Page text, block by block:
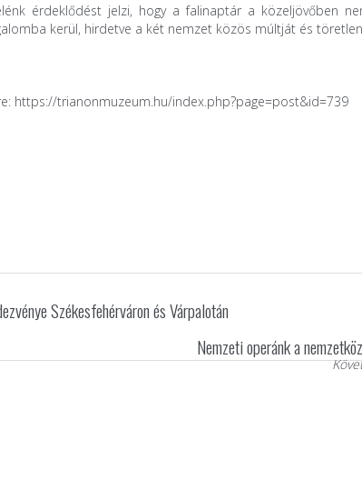
érdeklődést jelzi, hogy a falinaptár a közeljövőben
kerül, hirdetve a két nemzet közös múltját és
https://trianonmuzeum.hu/index.php?page=post&id=739
Székesfehérváron és Várpalotán
Nemzeti operánk a